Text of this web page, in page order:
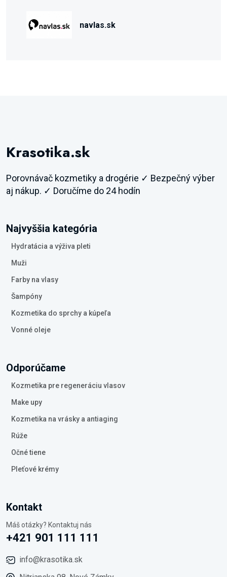
navlas.sk
Krasotika.sk
Porovnávač kozmetiky a drogérie ✓ Bezpečný výber
aj nákup. ✓ Doručíme do 24 hodín
Najvyššia kategória
Hydratácia a výživa pleti
Muži
Farby na vlasy
Šampóny
Kozmetika do sprchy a kúpeľa
Vonné oleje
Odporúčame
Kozmetika pre regeneráciu vlasov
Make upy
Kozmetika na vrásky a antiaging
Rúže
Očné tiene
Pleťové krémy
Kontakt
Máš otázky? Kontaktuj nás
+421 901 111 111
info@krasotika.sk